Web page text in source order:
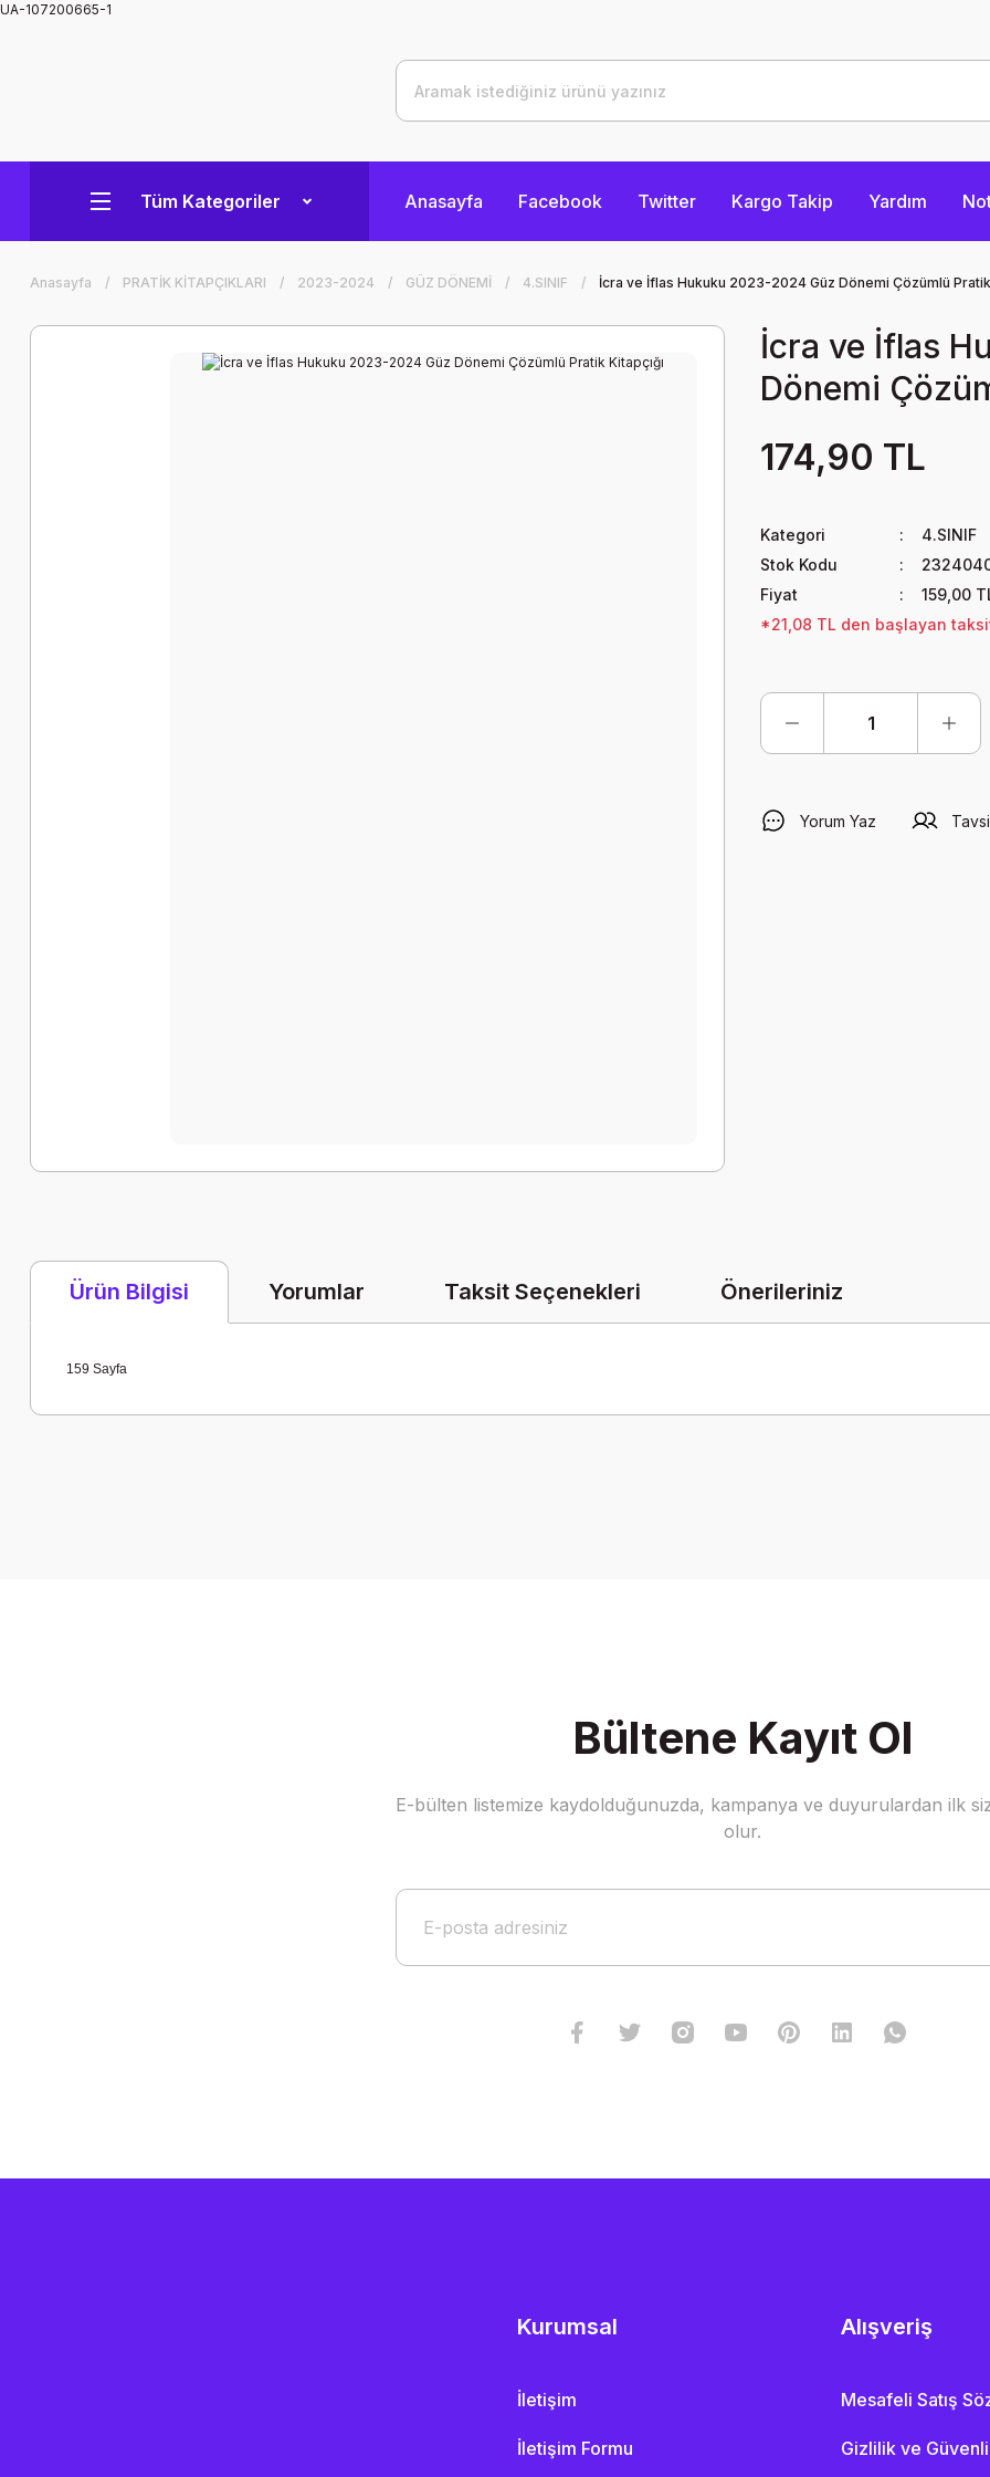
UA-107200665-1
Tüm Kategoriler Anasayfa Facebook Twitter Kargo Takip Yardım
Anasayfa PRATİK KİTAPÇIKLARI 2023-2024 GÜZ DÖNEMİ 4.SINIF İcra ve İflas Hukuku 2023-2024 Güz Dönemi Çözümlü Pratik
İcra ve İflas
Dönemi
174,90 TL
Kategori
4.SINIF
Stok Kodu
Fiyat
159,00
*21,08 TL den başlayan
Yorum Yaz
Ürün Bilgisi Yorumlar Taksit Seçenekleri Önerileriniz
159 Sayfa
Gönder
Bültene Kayıt Ol
E-bülten listemize kaydolduğunuzda, kampanya ve duyurulardan ilk
olur.
Kurumsal
İletişim
İletişim Formu
Alışveriş
Mesafeli Satış
Gizlilik ve